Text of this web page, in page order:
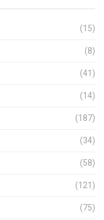
(15)
(8)
(41)
(14)
(187)
(34)
(58)
(121)
(75)